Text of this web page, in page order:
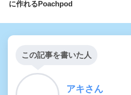
に作れるPoachpod
この記事を書いた人
アキさん